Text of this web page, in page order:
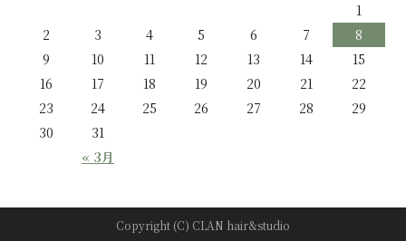
« 3月
1
2
3 4 5 6 7
8
9
10 11 12 13 14
15
16
17 18 19 20 21
22
23
24 25 26 27 28
29
30
31
Copyright (C) CLAN hair&studio